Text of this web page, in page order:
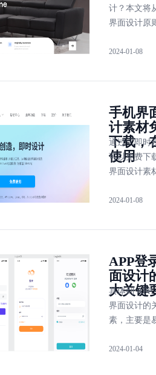
两项设计工
松进行设计
计？本文将
界面设计原
法，UI 界面
度为大家进
2024-01-08
手机界
计素材
下载，
使用
通过「即时
可以免费下
界面设计素
用，无需下
内存。
2024-01-08
APP登
面设计
大关键
具体到 APP
界面设计的
素，主要是
登录、可访
2024-01-04